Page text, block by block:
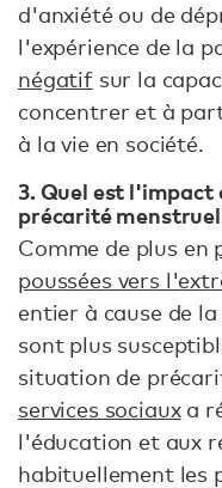
d'anxiété ou de
l'expérience de la
négatifsur la
concentrer et à
à la vie en société.
3. Quel est l'impact
précarité
Comme de plus en
poussées vers
entier à cause de
sont plus
situation de
services sociauxa
l'éducation et aux
habituellement les